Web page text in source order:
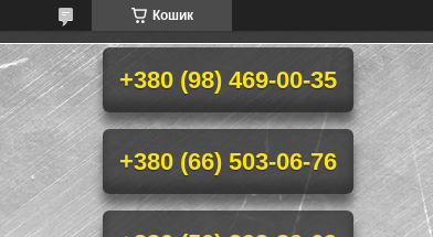
Кошик
+380 (98) 469-00-35
+380 (66) 503-06-76